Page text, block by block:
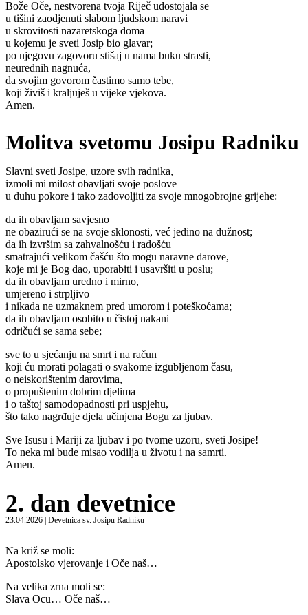
Bože Oče, nestvorena tvoja Riječ udostojala se
u tišini zaodjenuti slabom ljudskom naravi
u skrovitosti nazaretskoga doma
u kojemu je sveti Josip bio glavar;
po njegovu zagovoru stišaj u nama buku strasti,
neurednih nagnuća,
da svojim govorom častimo samo tebe,
koji živiš i kraljuješ u vijeke vjekova.
Amen.
Molitva svetomu Josipu Radniku
Slavni sveti Josipe, uzore svih radnika,
izmoli mi milost obavljati svoje poslove
u duhu pokore i tako zadovoljiti za svoje mnogobrojne grijehe:
da ih obavljam savjesno
ne obazirući se na svoje sklonosti, već jedino na dužnost;
da ih izvršim sa zahvalnošću i radošću
smatrajući velikom čašću što mogu naravne darove,
koje mi je Bog dao, uporabiti i usavršiti u poslu;
da ih obavljam uredno i mirno,
umjereno i strpljivo
i nikada ne uzmaknem pred umorom i poteškoćama;
da ih obavljam osobito u čistoj nakani
odričući se sama sebe;
sve to u sjećanju na smrt i na račun
koji ću morati polagati o svakome izgubljenom času,
o neiskorištenim darovima,
o propuštenim dobrim djelima
i o taštoj samodopadnosti pri uspjehu,
što tako nagrđuje djela učinjena Bogu za ljubav.
Sve Isusu i Mariji za ljubav i po tvome uzoru, sveti Josipe!
To neka mi bude misao vodilja u životu i na samrti.
Amen.
2. dan devetnice
23.04.2026 | Devetnica sv. Josipu Radniku
Na križ se moli:
Apostolsko vjerovanje i Oče naš…
Na velika zrna moli se:
Slava Ocu… Oče naš…